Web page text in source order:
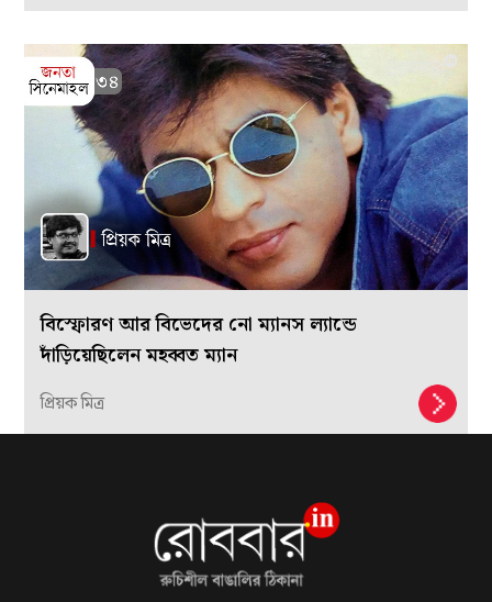
বিস্ফোরণ আর বিভেদের নো ম্যানস ল্যান্ডে
দাঁড়িয়েছিলেন মহব্বত ম্যান
প্রিয়ক মিত্র